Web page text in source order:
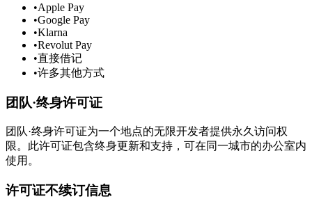
•Apple Pay
•Google Pay
•Klarna
•Revolut Pay
•直接借记
•许多其他方式
团队·终身许可证
团队·终身许可证为一个地点的无限开发者提供永久访问权
限。此许可证包含终身更新和支持，可在同一城市的办公室内
使用。
许可证不续订信息